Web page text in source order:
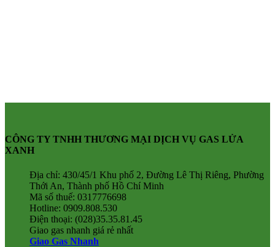
CÔNG TY TNHH THƯƠNG MẠI DỊCH VỤ GAS LỬA
XANH
Địa chỉ: 430/45/1 Khu phố 2, Đường Lê Thị Riêng, Phường
Thới An, Thành phố Hồ Chí Minh
Mã số thuế: 0317776698
Hotline: 0909.808.530
Điện thoại: (028)35.35.81.45
Giao gas nhanh giá rẻ nhất
Giao Gas Nhanh